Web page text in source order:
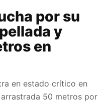
por su
y
en
en estado crítico en
50 metros por